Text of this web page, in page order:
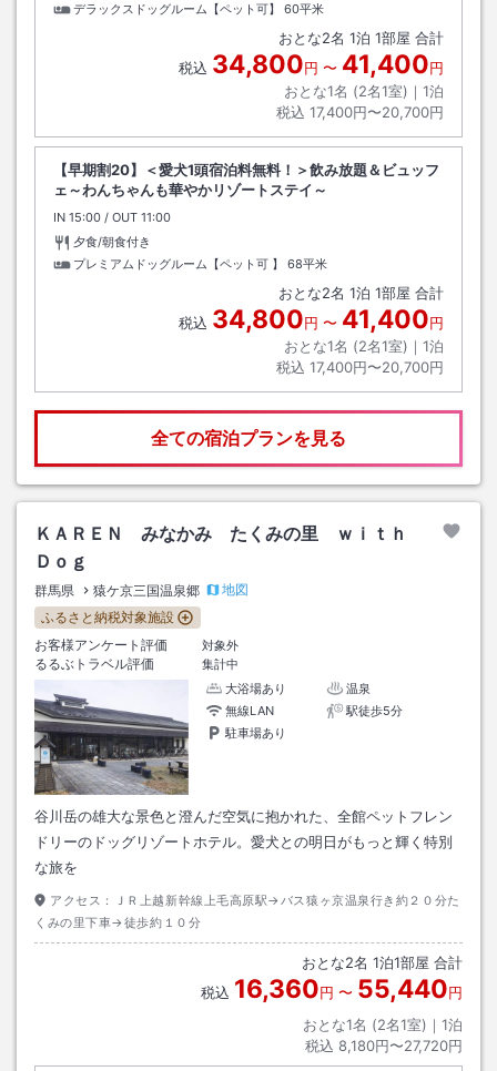
デラックスドッグルーム【ペット可】
60平米
おとな2名 1泊 1部屋 合計
税込 34,800円 〜 41,400円
おとな1名 (2名1室)｜ 1泊
税込 17,400円〜20,700円
【早期割20】＜愛犬1頭宿泊料無料！＞飲み放題＆ビュッフ
ェ～わんちゃんも華やかリゾートステイ～
IN チェックイン
15:00 / OUT チェックアウト
11:00
夕食/朝食付き
プレミアムドッグルーム【ペット可 】
68平米
おとな2名 1泊 1部屋 合計
税込 34,800円 〜 41,400円
おとな1名 (2名1室)｜ 1泊
税込 17,400円〜20,700円
全ての宿泊プランを見る
ＫＡＲＥＮ みなかみ たくみの里 ｗｉｔｈ
Ｄｏｇ
群馬県 猿ケ京三国温泉郷
地図
ふるさと納税対象施設
お客様アンケート評価
対象外
るるぶトラベル評価
集計中
大浴場あり
温泉
無線LAN
駅徒歩5分
駐車場あり
谷川岳の雄大な景色と澄んだ空気に抱かれた、全館ペットフレン
ドリーのドッグリゾートホテル。愛犬との明日がもっと輝く特別
な旅を
アクセス：
ＪＲ上越新幹線上毛高原駅→バス猿ヶ京温泉行き約２０分た
くみの里下車→徒歩約１０分
おとな2名 1泊1部屋 合計
税込 16,360円 〜 55,440円
おとな1名 (2名1室)｜ 1泊
税込 8,180円〜27,720円